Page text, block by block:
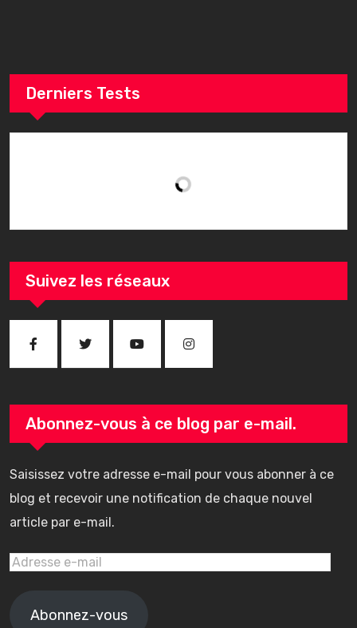
Derniers Tests
Suivez les réseaux
Abonnez-vous à ce blog par e-mail.
Saisissez votre adresse e-mail pour vous abonner à ce
blog et recevoir une notification de chaque nouvel
article par e-mail.
Adresse
mailAbonnez-vous